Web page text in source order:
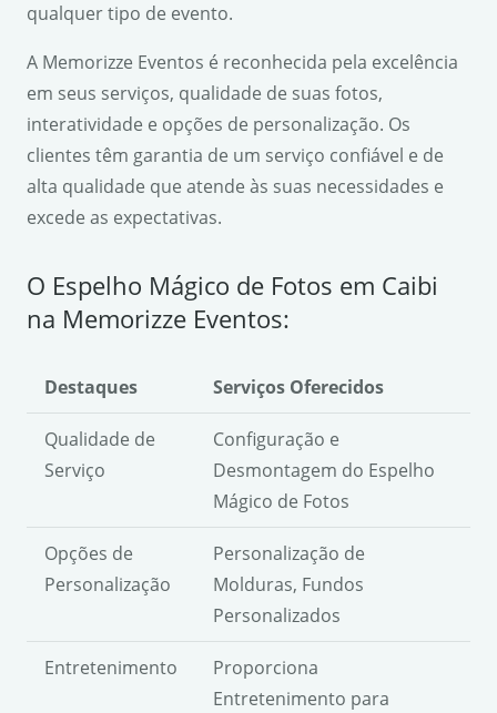
qualquer tipo de evento.
A Memorizze Eventos é reconhecida pela excelência
em seus serviços, qualidade de suas fotos,
interatividade e opções de personalização. Os
clientes têm garantia de um serviço confiável e de
alta qualidade que atende às suas necessidades e
excede as expectativas.
O Espelho Mágico de Fotos em Caibi
na Memorizze Eventos:
Destaques Serviços Oferecidos
Qualidade de
Serviço
Configuração e
Desmontagem do Espelho
Mágico de Fotos
Opções de
Personalização
Personalização de
Molduras, Fundos
Personalizados
Entretenimento
Proporciona
Entretenimento para